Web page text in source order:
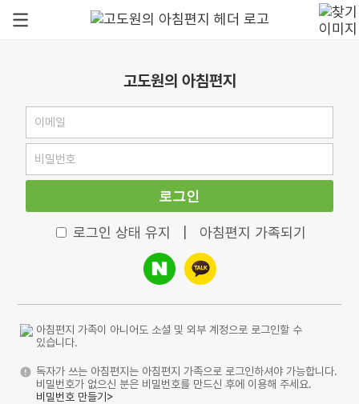
고도원의 아침편지
로그인
로그인 상태 유지 아침편지 가족되기
아침편지 가족이 아니어도 소셜 및 외부 계정으로 로그인할 수
있습니다.
독자가 쓰는 아침편지는 아침편지 가족으로 로그인하셔야 가능합니다.
비밀번호가 없으신 분은 비밀번호를 만드신 후에 이용해 주세요.
비밀번호 만들기>